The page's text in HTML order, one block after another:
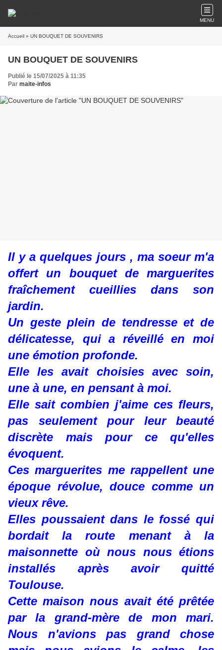
MENU
Accueil » UN BOUQUET DE SOUVENIRS
UN BOUQUET DE SOUVENIRS
Publié le 15/07/2025 à 11:35
Par maite-infos
Il y a quelques jours , ma soeur m'a
offert un bouquet de marguerites
fraîchement cueillies dans son
jardin.
Un geste plein de tendresse et de
délicatesse, qui a réveillé en moi
une émotion profonde.
Elle les avait choisies avec soin,
une à une, en pensant à moi.
Elle sait combien j'aime ces fleurs,
pas seulement pour leur beauté
discrète mais pour ce qu'elles
évoquent.
Ces marguerites me rappellent une
époque révolue, douce comme un
vieux rêve.
Elles poussaient dans le fossé qui
bordait la route menant à la
maisonnette où nous nous étions
installés après avoir quitté
Toulouse.
Cette maison nous avait été prêtée
par la grand-mère de mon mari.
Nous n'avions pas grand chose